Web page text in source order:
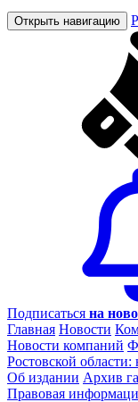
Открыть навигацию
Подписаться на
Главная Новости
Новости компаний
Ростовской
Об издании Архив
Правовая